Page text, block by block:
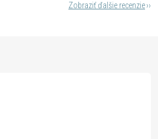
Zobraziť ďalšie recenzie